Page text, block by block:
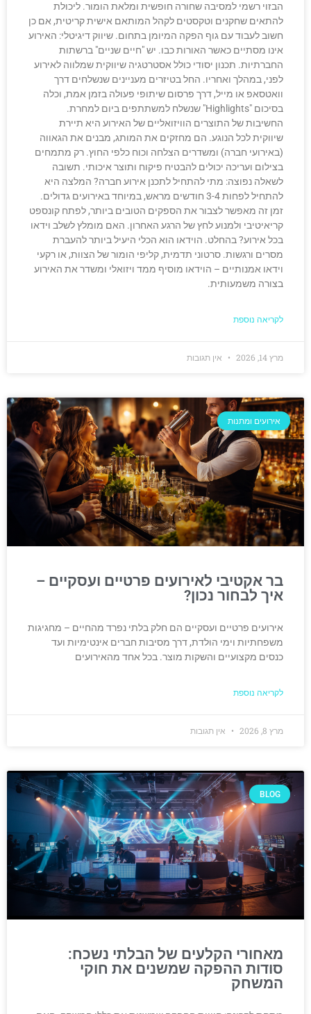
הבזוי רשמי למסיבה שחורה חופשית ומלאת הומור. ליכולת
להתאים שחקנים וטקסטים לקהל המותאם אישית קריטית, אם כן
חשוב לעבוד עם גוף הפקה המיומן בתחום. שיווק דיגיטלי: האירוע
אינו מסתיים כאשר האורות כבו. יש "חיים שניים" ברשתות
החברתיות. תכנון יסודי כולל אסטרטגיה שיווקית שמלווה לאירוע
לפני, במהלך ואחריו. החל בטיזרים מעניינים שנשלחים דרך
וואטסאפ או מייל, דרך פרסום שיתופי פעולה בזמן אמת, וכלה
בסיכום "Highlights" שנשלח למשתתפים ביום למחרת.
החשיבות של התוצרים הוויזואליים של האירוע היא תיירת
שיווקית לכל הנוגע. הם מחזקים את המותג, מבנים את הגאווה
(באירועי חברה) ומשדרים הצלחה וכוח כלפי החוץ. רק מתמחים
בצילום ועריכה יכולים להבטיח פיקוח ותוצר איכותי. תשובה
לשאלה נפוצה: מתי להתחיל לתכנן אירוע חברה? המלצה היא
להתחיל לפחות 3-4 חודשים מראש, במיוחד באירועים גדולים.
זמן זה מאפשר לצבור את הספקים הטובים ביותר, לפתח קונספט
קריאיטיבי ולמנוע לחץ של הרגע האחרון. האם מומלץ לשלב וידאו
בכל אירוע? בהחלט. הוידאו הוא הכלי היעיל ביותר להעברת
מסרים ורגשות. סרטוני תדמית, קליפי הומור של הצוות, או רקעי
וידאו אמנותיים – הוידאו מוסיף ממד ויזואלי ומשדר את האירוע
בצורה משמעותית.
לקריאה נוספת
מרץ 14, 2026 אין תגובות
אירועים ומתנות
בר אקטיבי לאירועים פרטיים ועסקיים –
איך לבחור נכון?
אירועים פרטיים ועסקיים הם חלק בלתי נפרד מהחיים – מחגיגות
משפחתיות וימי הולדת, דרך מסיבות חברים אינטימיות ועד
כנסים מקצועיים והשקות מוצר. בכל אחד מהאירועים
לקריאה נוספת
מרץ 8, 2026 אין תגובות
BLOG
מאחורי הקלעים של הבלתי נשכח:
סודות ההפקה שמשנים את חוקי
המשחק